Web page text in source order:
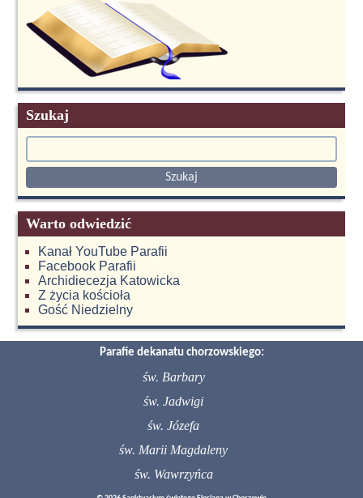
Szukaj
Warto odwiedzić
Kanał YouTube Parafii
Facebook Parafii
Archidiecezja Katowicka
Z życia kościoła
Gość Niedzielny
Parafie dekanatu chorzowskiego:
św. Barbary
św. Jadwigi
św. Józefa
św. Marii Magdaleny
św. Wawrzyńca